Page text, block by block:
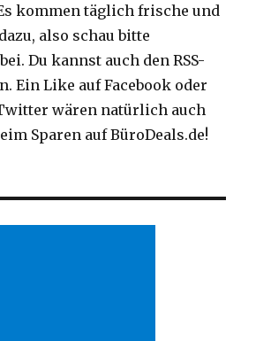
kommen täglich frische und
also schau bitte
Du kannst auch den RSS-
Ein Like auf Facebook oder
wären natürlich auch
Sparen auf BüroDeals.de!